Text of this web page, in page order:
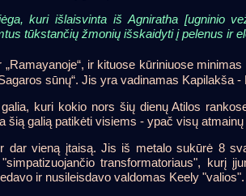
kuri išlaisvinta iš Agniratha [ugninio
tūkstančių žmonių išskaidyti į pelenus ir
„Ramayanoje“, ir kituose kūriniuose
sūnų“. Jis yra vadinamas Kapilakša -
kuri kokio nors šių dienų Atilos
šią galią patikėti visiems - ypač visų
dar vieną įtaisą. Jis iš metalo sukūrė 8
transformatoriaus", kurį
ir nusileisdavo valdomas Keely "valios".